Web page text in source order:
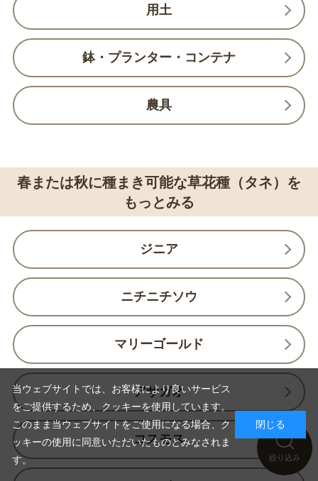
用土
鉢・プランター・コンテナ
農具
春または秋に種まき可能な草花種（タネ）を
もっとみる
ジニア
ニチニチソウ
マリーゴールド
アサガオ
コスモス
絞り込み
当ウェブサイトでは、お客様により良いサービス
をご提供するため、クッキーを使用しています。
このまま当ウェブサイトをご使用になる場合、ク
ッキーの使用に同意いただいたものとみなされま
す。
閉じる